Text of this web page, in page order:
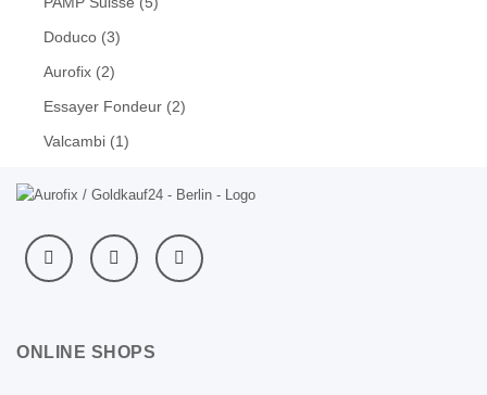
Doduco (3)
Aurofix (2)
Essayer Fondeur (2)
Valcambi (1)
ONLINE SHOPS